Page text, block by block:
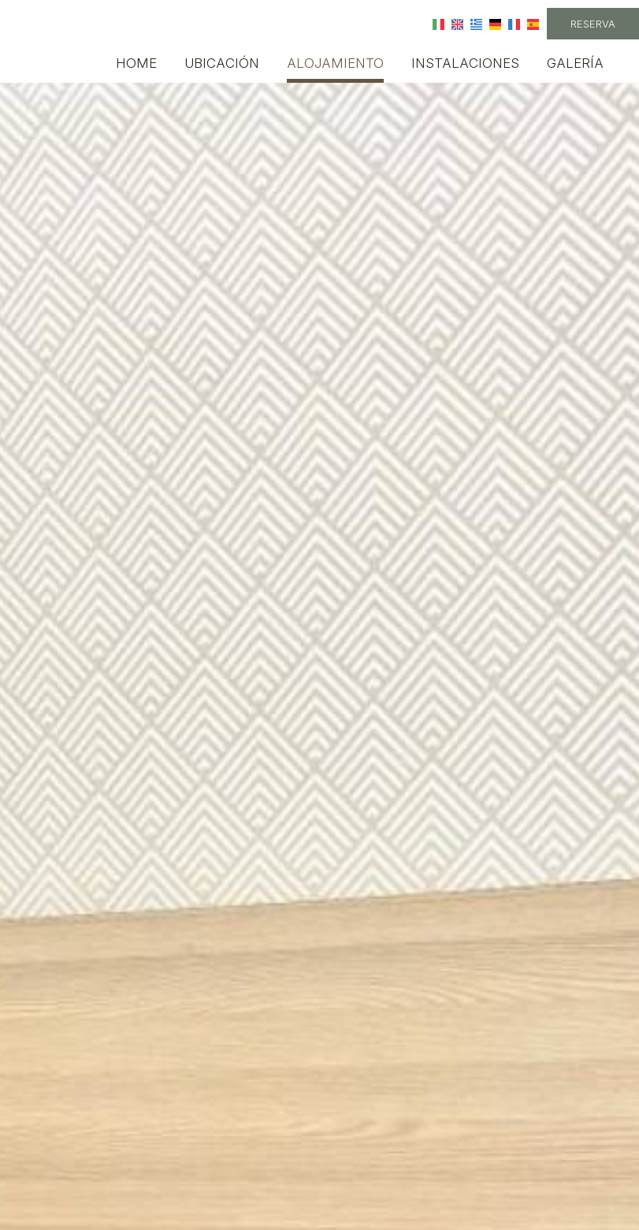
RESERVA
HOME UBICACIÓN ALOJAMIENTO INSTALACIONES GALERÍA